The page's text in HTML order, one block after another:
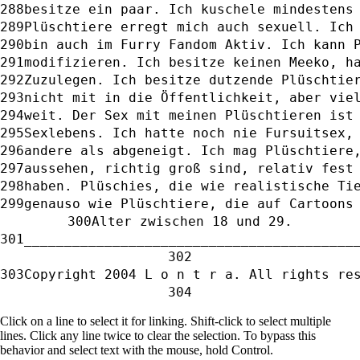
besitze ein paar. Ich kuschele mindestens
Plüschtiere erregt mich auch sexuell. Ich
bin auch im Furry Fandom Aktiv. Ich kann
modifizieren. Ich besitze keinen Meeko,
Zuzulegen. Ich besitze dutzende
nicht mit in die Öffentlichkeit, aber
weit. Der Sex mit meinen Plüschtieren
Sexlebens. Ich hatte noch nie Fursuitsex,
andere als abgeneigt. Ich mag
aussehen, richtig groß sind, relativ fest
haben. Plüschies, die wie realistische
genauso wie Plüschtiere, die auf
Alter zwischen 18 und 29.
Copyright 2004 L o n t r a. All rights
Click on a line to select it for linking. Shift-click to select multiple
lines. Click any line twice to clear the selection. To bypass this
behavior and select text with the mouse, hold Control.